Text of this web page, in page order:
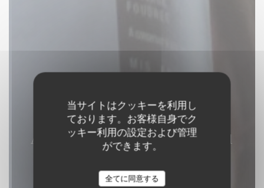
当サイトはクッキーを利用し
ております。お客様自身でク
ッキー利用の設定および管理
ができます。
全てに同意する
Aux Quatre Coins du
Vin
RESTAURANT, CAVE ET BAR A VINS